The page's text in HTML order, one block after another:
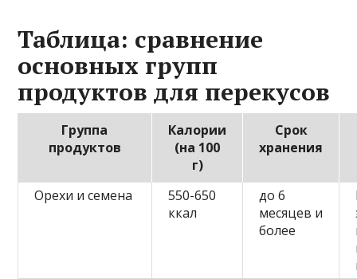
Таблица: сравнение
основных групп
продуктов для перекусов
Группа
продуктов
Калории
(на 100
г)
Срок
хранения
Орехи и семена
550-650
ккал
до 6
месяцев и
более